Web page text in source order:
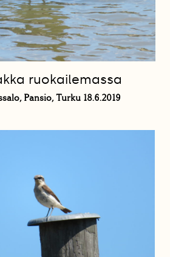
ruokailemassa
Pansio, Turku 18.6.2019